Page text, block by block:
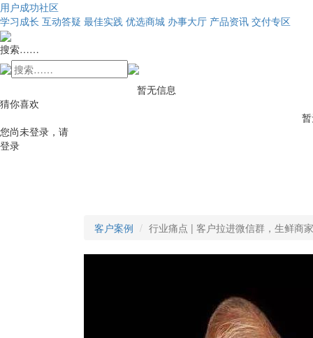
用户成功社区
学习成长 互动答疑 最佳实践 优选商城 办事大厅 产品资讯 交付专区
搜索……
暂无信息
猜你喜欢
您尚未登录，请
登录
客户案例 行业痛点 | 客户拉进微信群，生鲜商